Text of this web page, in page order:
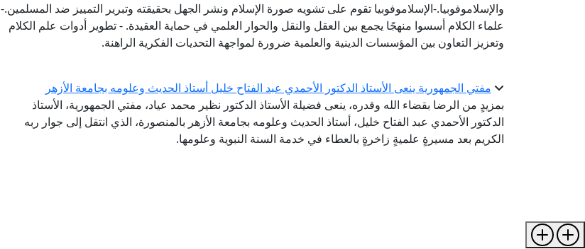
والإسلاموفوبيا.-الإسلاموفوبيا تقوم على تشويه صورة الإسلام ونشر الجهل بحقيقته وتبرير التمييز ضد المسلمين.-
علماء الكلام أسسوا منهجًا يجمع بين العقل والنقل والحوار العلمي في حماية العقيدة. - تطوير أدوات علم الكلام
وتعزيز التعاون بين المؤسسات الدينية والعلمية ضرورة لمواجهة التحديات الفكرية الراهنة.
مفتي الجمهورية ينعى الأستاذ الدكتور الأحمدي عبد الفتاح خليل أستاذ الحديث وعلومه بجامعة الأزهر
بمزيدٍ من الرضا بقضاء الله وقدره، ينعى فضيلة الأستاذ الدكتور نظير محمد عياد، مفتي الجمهورية، الأستاذ
الدكتور الأحمدي عبد الفتاح خليل، أستاذ الحديث وعلومه بجامعة الأزهر بالمنصورة، الذي انتقل إلى جوار ربه
الكريم بعد مسيرةٍ علميةٍ زاخرةٍ بالعطاء في خدمة السنة النبوية وعلومها.